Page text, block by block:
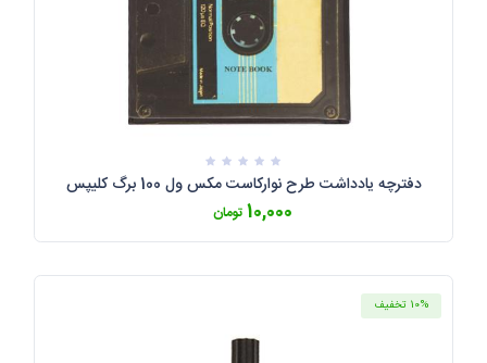
دفترچه یادداشت طرح نوارکاست مکس ول 100 برگ کلیپس
10,000تومان
10% تخفیف